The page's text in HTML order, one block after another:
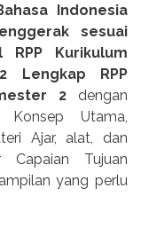
Indonesia
sesuai
Kurikulum
Lengkap RPP
2dengan
Konsep Utama,
Ajar, alat, dan
Capaian Tujuan
yang perlu